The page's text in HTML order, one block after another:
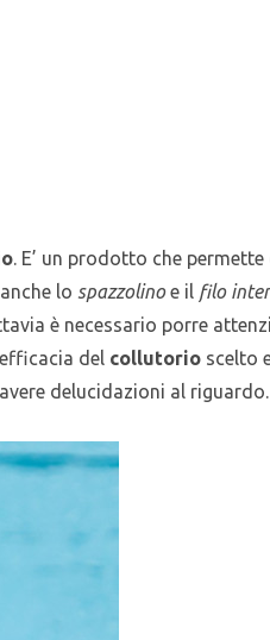
. E’ un prodotto che
lo spazzolinoe il filo
è necessario porre
del collutorio scelto
delucidazioni al riguardo.